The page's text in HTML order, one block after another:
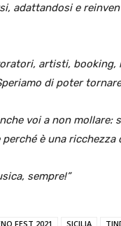
adattandosi e
artisti,
di poter
voi a non
è una ricchezza
sempre!”
FEST 2021 SICILIA